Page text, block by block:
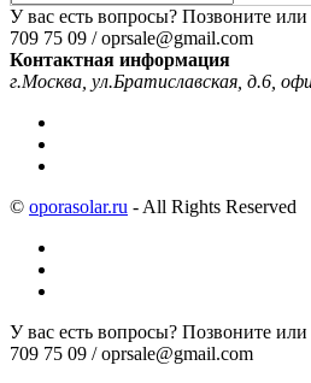
У вас есть вопросы? Позвоните
709 75 09 / oprsale@gmail.com
Контактная информация
г.Москва, ул.Братиславская, д.6,
© oporasolar.ru - All Rights Reserved
У вас есть вопросы? Позвоните
709 75 09 / oprsale@gmail.com